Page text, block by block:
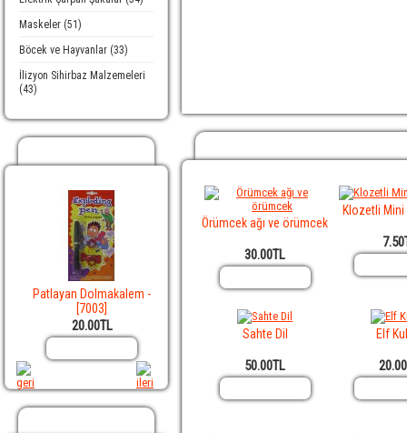
Maskeler (51)
Böcek ve Hayvanlar (33)
İlizyon Sihirbaz Malzemeleri
(43)
Patlayan Dolmakalem -
[7003]
20.00TL
Jumbo Et Yılan - [7016]
45.00TL 5.00TL
Örümcek ağı ve örümcek
30.00TL
Klozetli
Sahte Dil
50.00TL
Elf